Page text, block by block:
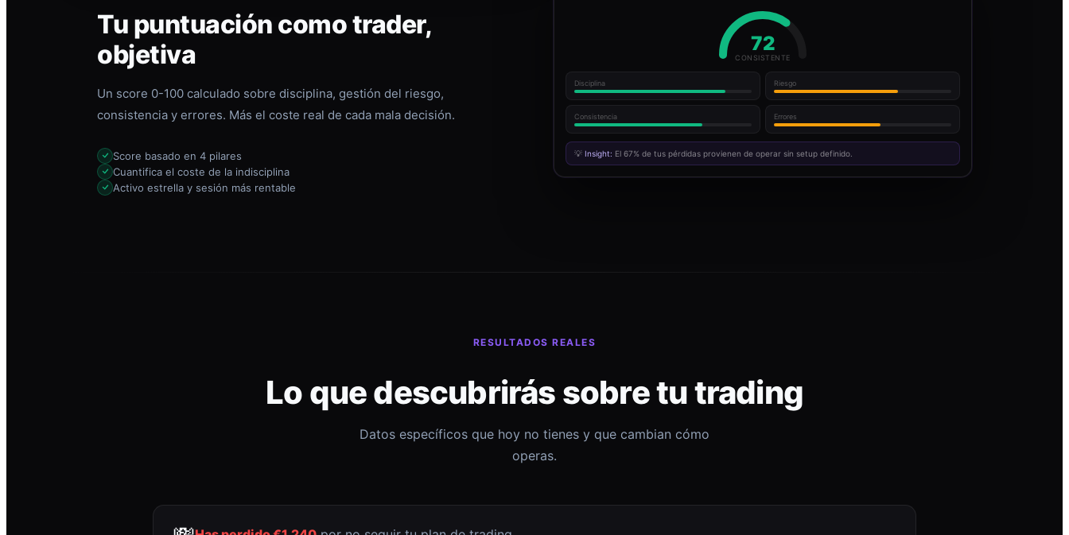
Tu puntuación como trader,
objetiva
Un score 0-100 calculado sobre disciplina, gestión del riesgo,
consistencia y errores. Más el coste real de cada mala decisión.
Score basado en 4 pilares
Cuantifica el coste de la indisciplina
Activo estrella y sesión más rentable
72
CONSISTENTE
Disciplina Riesgo
Consistencia Errores
💡 Insight: El 67% de tus pérdidas provienen de operar sin setup definido.
RESULTADOS REALES
Lo que descubrirás sobre tu trading
Datos específicos que hoy no tienes y que cambian cómo
operas.